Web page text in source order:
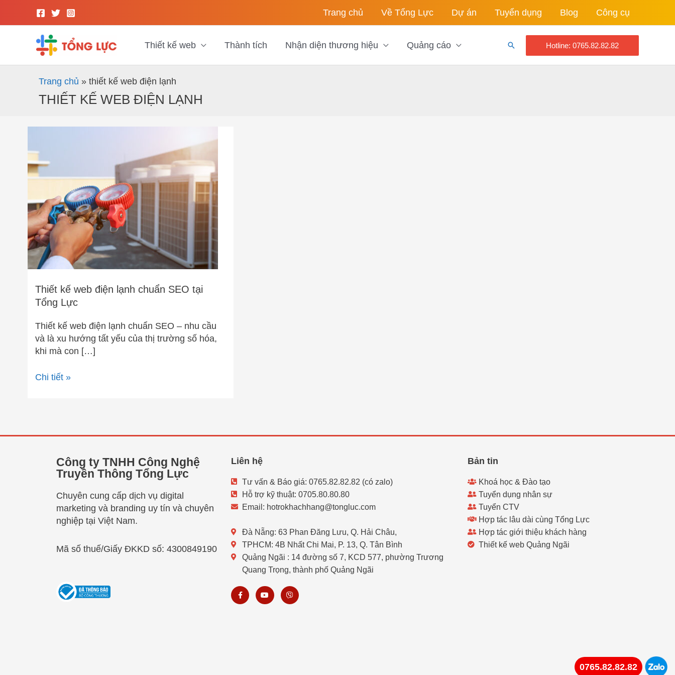
Trang chủ Về Tổng Lực Dự án Tuyển dụng Blog Công cụ
Thiết kế web Thành tích Nhận diện thương hiệu Quảng cáo
Tìm
Hotline: 0765.82.82.82
Trang chủ » thiết kế web điện lạnh
THIẾT KẾ WEB ĐIỆN LẠNH
Thiết kế web điện lạnh chuẩn SEO tại
Tổng Lực
Thiết kế web điện lạnh chuẩn SEO – nhu cầu
và là xu hướng tất yếu của thị trường số hóa,
khi mà con […]
kế
web
điện
chuẩn
SEO
tại
Tổng
Lực
Chi tiết »
Công ty TNHH Công Nghệ
Truyền Thông Tổng Lực
Chuyên cung cấp dịch vụ digital
marketing và branding uy tín và chuyên
nghiệp tại Việt Nam.
Mã số thuế/Giấy ĐKKD số: 4300849190
Liên hệ
Tư vấn & Báo giá: 0765.82.82.82 (có zalo)
Hỗ trợ kỹ thuật: 0705.80.80.80
Email: hotrokhachhang@tongluc.com
Đà Nẵng: 63 Phan Đăng Lưu, Q. Hải Châu,
TPHCM: 4B Nhất Chi Mai, P. 13, Q. Tân Bình
Quảng Ngãi : 14 đường số 7, KCD 577, phường Trương
Quang Trọng, thành phố Quảng Ngãi
F
a
c
Y
o
u
V
i
b
Bản tin
Khoá học & Đào tạo
Tuyển dụng nhân sự
Tuyển CTV
Hợp tác lâu dài cùng Tổng Lực
Hợp tác giới thiệu khách hàng
Thiết kế web Quảng Ngãi
0765.82.82.82